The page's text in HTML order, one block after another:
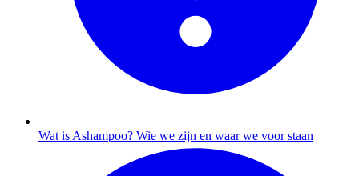
Wat is Ashampoo? Wie we zijn en waar we voor staan